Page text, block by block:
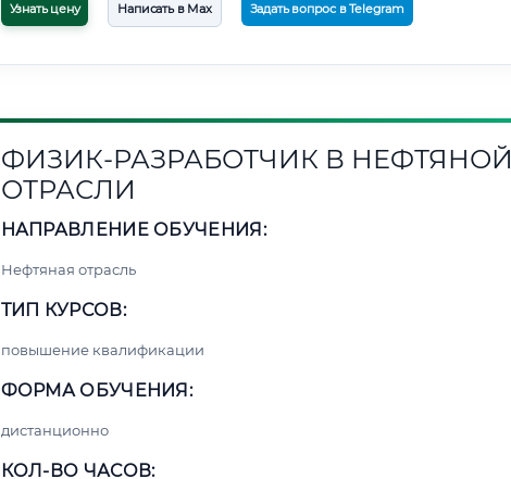
Узнать цену Написать в Max Задать вопрос в Telegram
ФИЗИК-РАЗРАБОТЧИК В НЕФТЯНОЙ
ОТРАСЛИ
НАПРАВЛЕНИЕ ОБУЧЕНИЯ:
Нефтяная отрасль
ТИП КУРСОВ:
повышение квалификации
ФОРМА ОБУЧЕНИЯ:
дистанционно
КОЛ-ВО ЧАСОВ: